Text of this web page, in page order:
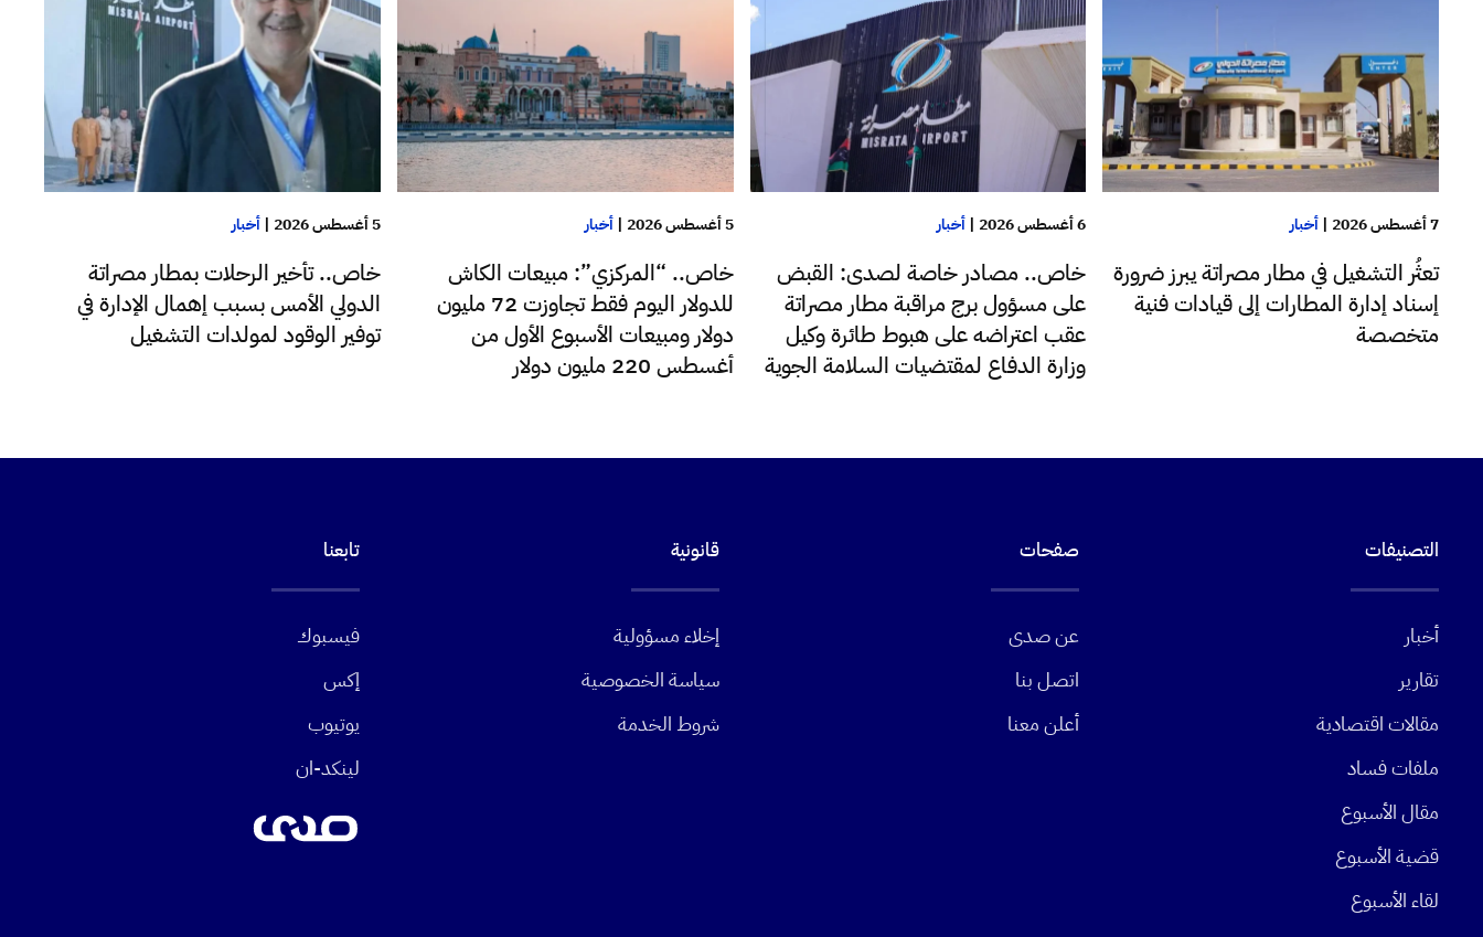
7 أغسطس 2026 | أخبار
تعثُر التشغيل في مطار مصراتة يبرز ضرورة
إسناد إدارة المطارات إلى قيادات فنية
متخصصة
6 أغسطس 2026 | أخبار
خاص.. مصادر خاصة لصدى: القبض
على مسؤول برج مراقبة مطار مصراتة
عقب اعتراضه على هبوط طائرة وكيل
وزارة الدفاع لمقتضيات السلامة الجوية
5 أغسطس 2026 |أخبار
خاص.. “المركزي”: مبيعات الكاش
للدولار اليوم فقط تجاوزت 72 مليون
دولار ومبيعات الأسبوع الأول من
أغسطس 220 مليون دولار
5 أغسطس 2026 |أخبار
خاص.. تأخير الرحلات بمطار مصراتة
الدولي الأمس بسبب إهمال الإدارة في
توفير الوقود لمولدات التشغيل
التصنيفات
أخبار
تقارير
مقالات اقتصادية
ملفات فساد
مقال الأسبوع
قضية الأسبوع
لقاء الأسبوع
صفحات
عن صدى
اتصل بنا
أعلن معنا
قانونية
إخلاء مسؤولية
سياسة الخصوصية
شروط الخدمة
تابعنا
فيسبوك
إكس
يوتيوب
لينكد-ان